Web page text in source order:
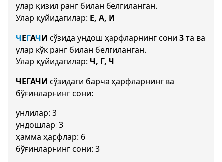
улар қизил ранг билан белгиланган.
Улар қуйидагилар: Е, А, И
ЧЕГАЧИ сўзида ундош ҳарфларнинг сони 3та ва
улар кўк ранг билан белгиланган.
Улар қуйидагилар: Ч, Г, Ч
ЧЕГАЧИ сўзидаги барча ҳарфларнинг ва
бўғинларнинг сони:
унлилар: 3
ундошлар: 3
ҳамма ҳарфлар: 6
бўғинларнинг сони: 3